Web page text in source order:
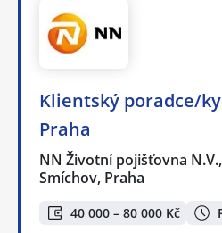
Klientský poradce/
Praha
NN Životní pojišťovna
Smíchov, Praha
40 000 – 80 000 Kč